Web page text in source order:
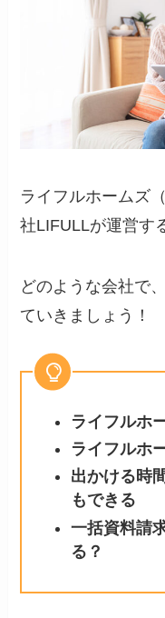
ライフルホームズ（
社LIFULLが運営す
どのような会社で
ていきましょう！
ライフルホ
ライフルホ
出かける時
もできる
一括資料請
る？